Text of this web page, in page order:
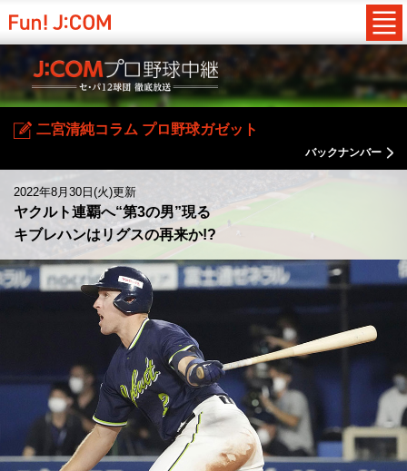
二宮清純コラム プロ野球ガゼット
バックナンバー
2022年8月30日(火)更新
ヤクルト連覇へ“第3の男”現る
キブレハンはリグスの再来か!?